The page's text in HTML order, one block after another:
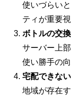
使いづらい
ティが重要
ボトルの交
サーバー上
使い勝手の
宅配できな
地域が存在